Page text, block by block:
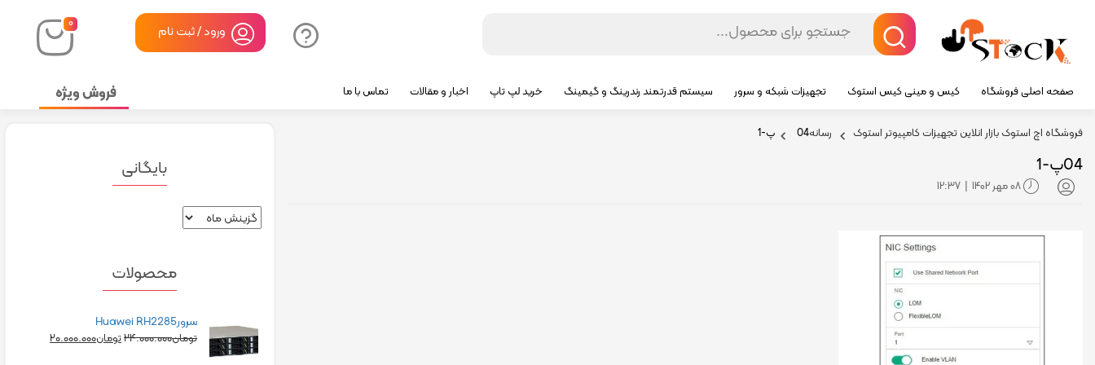
۰ ورود / ثبت نام
صفحه اصلی فروشگاه کیس و مینی کیس استوک تجهیزات شبکه و سرور سیستم قدرتمند رندرینگ و گیمینگ خرید لپ تاپ اخبار و مقالات تماس با ما فروش ویژه
فروشگاه اچ استوک بازار انلاین تجهیزات کامپیوتر استوک رسانه04پ-1
04پ-1
08 مهر 1402 |
12:37
بایگانی
محصولات
سرورHuawei RH2285
تومان۲۴.۰۰۰.۰۰۰تومان۲۰.۰۰۰.۰۰۰